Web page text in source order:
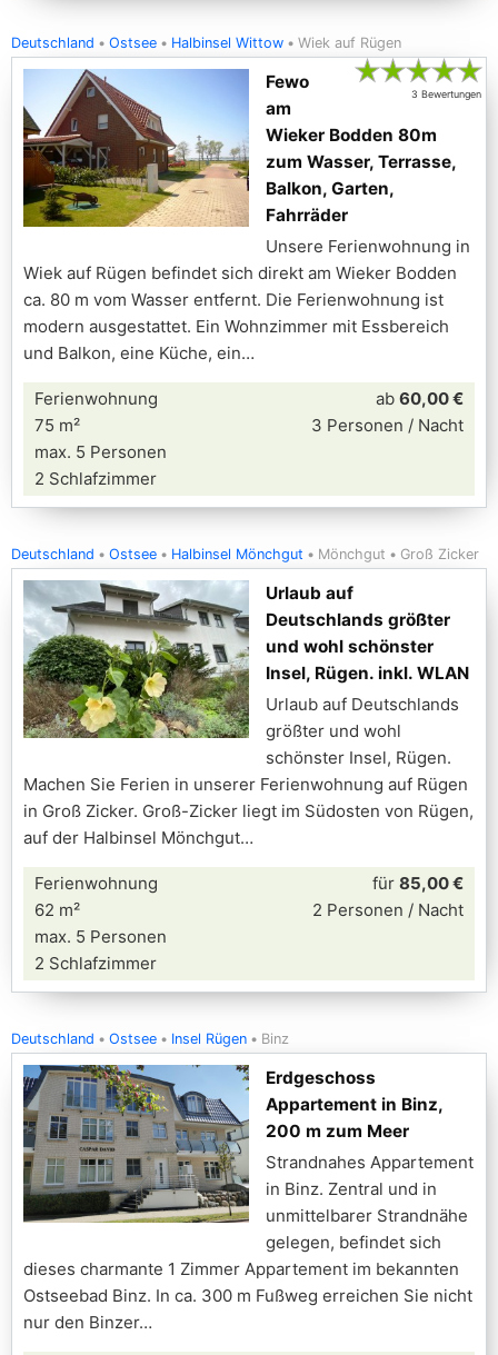
Deutschland Ostsee Halbinsel Wittow Wiek auf Rügen
★★★★★
3 Bewertungen
Fewo
am
Wieker Bodden 80m
zum Wasser, Terrasse,
Balkon, Garten,
Fahrräder
Unsere Ferienwohnung in
Wiek auf Rügen befindet sich direkt am Wieker Bodden
ca. 80 m vom Wasser entfernt. Die Ferienwohnung ist
modern ausgestattet. Ein Wohnzimmer mit Essbereich
und Balkon, eine Küche, ein
Ferienwohnung
75 m²
max. 5 Personen
2 Schlafzimmer
ab 60,00 €
3 Personen / Nacht
Deutschland Ostsee Halbinsel Mönchgut Mönchgut Groß Zicker
Urlaub auf
Deutschlands größter
und wohl schönster
Insel, Rügen. inkl. WLAN
Urlaub auf Deutschlands
größter und wohl
schönster Insel, Rügen.
Machen Sie Ferien in unserer Ferienwohnung auf Rügen
in Groß Zicker. Groß-Zicker liegt im Südosten von Rügen,
auf der Halbinsel Mönchgut
Ferienwohnung
62 m²
max. 5 Personen
2 Schlafzimmer
für 85,00 €
2 Personen / Nacht
Deutschland Ostsee Insel Rügen Binz
Erdgeschoss
Appartement in Binz,
200 m zum Meer
Strandnahes Appartement
in Binz. Zentral und in
unmittelbarer Strandnähe
gelegen, befindet sich
dieses charmante 1 Zimmer Appartement im bekannten
Ostseebad Binz. In ca. 300 m Fußweg erreichen Sie nicht
nur den Binzer